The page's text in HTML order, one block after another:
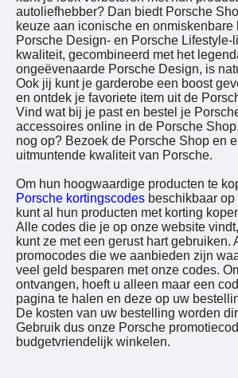
autoliefhebber? Dan biedt Porsche
keuze aan iconische en onmiskenbare
Porsche Design- en Porsche Lifestyle-
kwaliteit, gecombineerd met het
ongeëvenaarde Porsche Design, is
Ook jij kunt je garderobe een boost
en ontdek je favoriete item uit de
Vind wat bij je past en bestel je
accessoires online in de Porsche
nog op? Bezoek de Porsche Shop en
uitmuntende kwaliteit van Porsche.
Om hun hoogwaardige producten te
Porsche kortingscodes beschikbaar
kunt al hun producten met korting
Alle codes die je op onze website
kunt ze met een gerust hart gebruiken.
promocodes die we aanbieden zijn
veel geld besparen met onze codes.
ontvangen, hoeft u alleen maar een
pagina te halen en deze op uw
De kosten van uw bestelling worden
Gebruik dus onze Porsche
budgetvriendelijk winkelen.